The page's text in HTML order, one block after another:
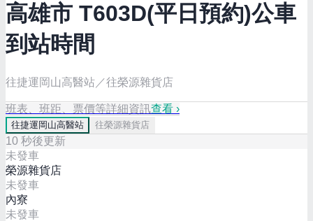
高雄市 T603D(平日預約)公車
到站時間
往捷運岡山高醫站／往榮源雜貨店
班表、班距、票價等詳細資訊查看 ›
往捷運岡山高醫站 往榮源雜貨店
10 秒後更新
未發車
榮源雜貨店
未發車
內寮
未發車